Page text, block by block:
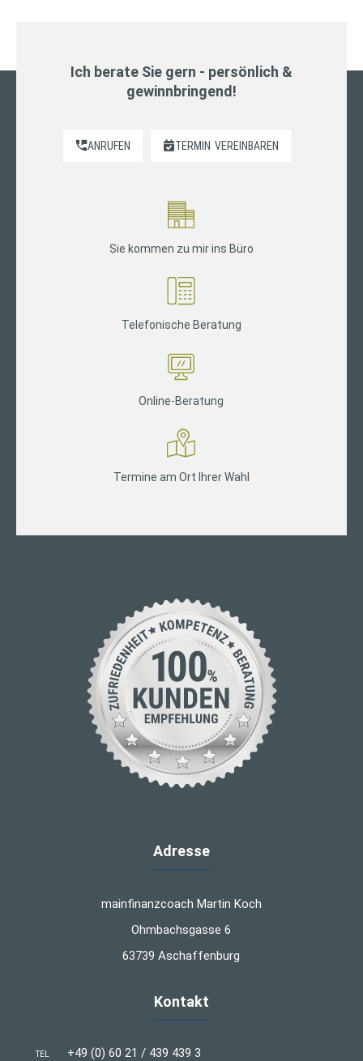
Ich berate Sie gern - persönlich &
gewinnbringend!
ANRUFEN TERMIN VEREINBAREN
Sie kommen zu mir ins Büro
Telefonische Beratung
Online-Beratung
Termine am Ort Ihrer Wahl
Adresse
mainfinanzcoach Martin Koch
Ohmbachsgasse 6
63739 Aschaffenburg
Kontakt
TEL +49 (0) 60 21 / 439 439 3